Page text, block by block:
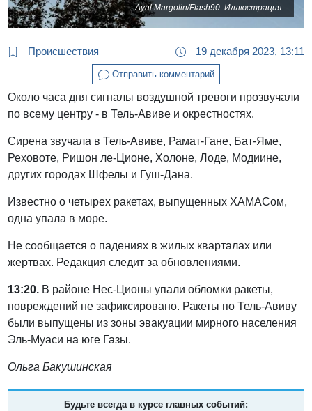
Ayal Margolin/Flash90. Иллюстрация.
Происшествия 19 декабря 2023, 13:11
Отправить комментарий
Около часа дня сигналы воздушной тревоги прозвучали
по всему центру - в Тель-Авиве и окрестностях.
Сирена звучала в Тель-Авиве, Рамат-Гане, Бат-Яме,
Реховоте, Ришон ле-Ционе, Холоне, Лоде, Модиине,
других городах Шфелы и Гуш-Дана.
Известно о четырех ракетах, выпущенных ХАМАСом,
одна упала в море.
Не сообщается о падениях в жилых кварталах или
жертвах. Редакция следит за обновлениями.
13:20. В районе Нес-Ционы упали обломки ракеты,
повреждений не зафиксировано. Ракеты по Тель-Авиву
были выпущены из зоны эвакуации мирного населения
Эль-Муаси на юге Газы.
Ольга Бакушинская
Будьте всегда в курсе главных событий: